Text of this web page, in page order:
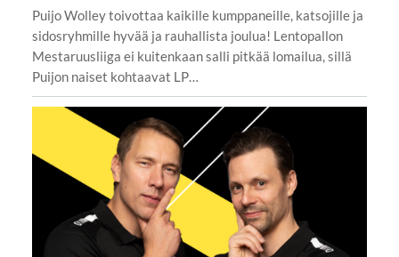
Puijo Wolley toivottaa kaikille kumppaneille, katsojille ja
sidosryhmille hyvää ja rauhallista joulua! Lentopallon
Mestaruusliiga ei kuitenkaan salli pitkää lomailua, sillä
Puijon naiset kohtaavat LP…